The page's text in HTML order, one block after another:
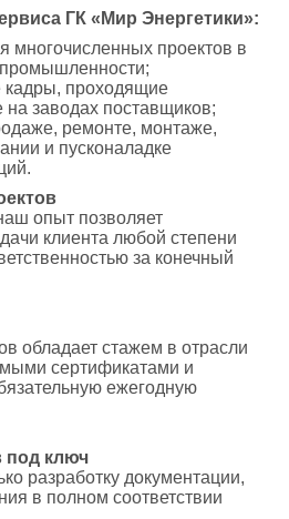
ГК «Мир Энергетики»:
многочисленных проектов в
проходящие
на заводах поставщиков;
ремонте, монтаже,
и пусконаладке
опыт позволяет
клиента любой степени
за конечный
обладает стажем в отрасли
сертификатами и
ежегодную
под ключ
разработку документации,
в полном соответствии